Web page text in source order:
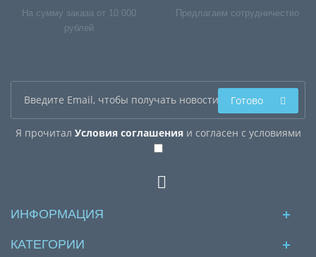
На сумму заказа от 10 000
рублей
Предлагаем сотрудничество
Я прочитал Условия соглашенияи согласен с условиями
Готово
ИНФОРМАЦИЯ
КАТЕГОРИИ